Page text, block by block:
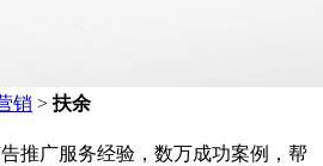
销 > 扶余
推广服务经验，数万成功案例，帮